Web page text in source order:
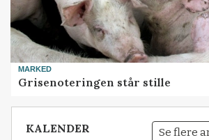
MARKED
Grisenoteringen står stille
KALENDER Se flere